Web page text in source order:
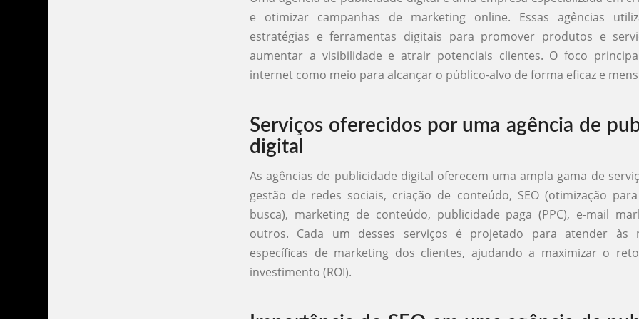
e otimizar campanhas de marketing online. Essas agências
estratégias e ferramentas digitais para promover produtos e
aumentar a visibilidade e atrair potenciais clientes. O foco
internet como meio para alcançar o público-alvo de forma eficaz e
Serviços oferecidos por uma agência de
digital
As agências de publicidade digital oferecem uma ampla gama de
gestão de redes sociais, criação de conteúdo, SEO (otimização
busca), marketing de conteúdo, publicidade paga (PPC), e-mail
outros. Cada um desses serviços é projetado para atender às
específicas de marketing dos clientes, ajudando a maximizar o
investimento (ROI).